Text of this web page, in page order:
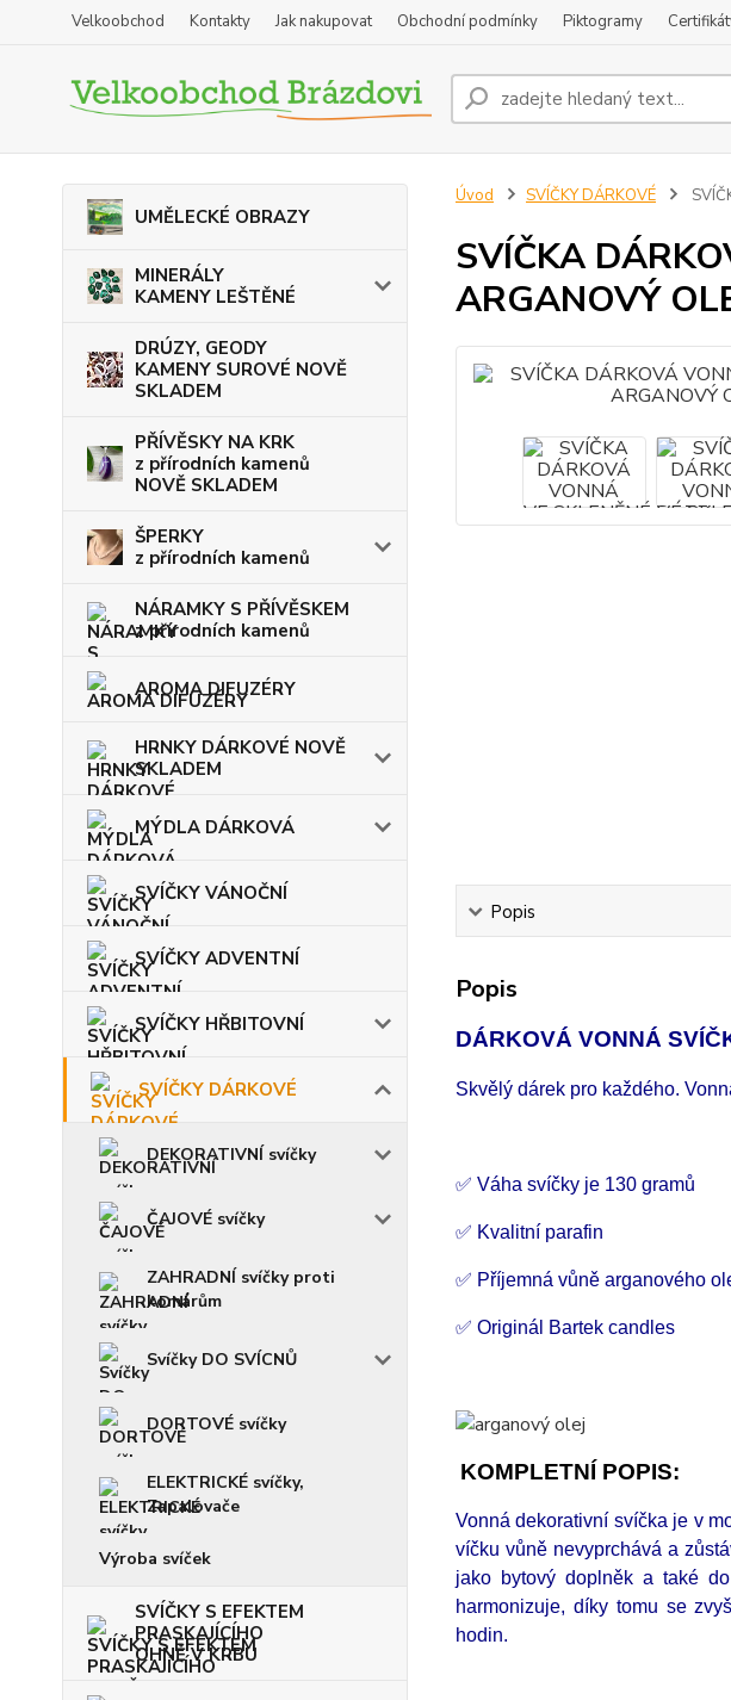
Velkoobchod Kontakty Jak nakupovat Obchodní podmínky Piktogramy
UMĚLECKÉ OBRAZY
MINERÁLY
KAMENY LEŠTĚNÉ
DRÚZY, GEODY
KAMENY SUROVÉ NOVĚ
SKLADEM
PŘÍVĚSKY NA KRK
z přírodních kamenů
NOVĚ SKLADEM
ŠPERKY
z přírodních kamenů
NÁRAMKY S PŘÍVĚSKEM
z přírodních kamenů
AROMA DIFUZÉRY
HRNKY DÁRKOVÉ NOVĚ
SKLADEM
MÝDLA DÁRKOVÁ
SVÍČKY VÁNOČNÍ
SVÍČKY ADVENTNÍ
SVÍČKY HŘBITOVNÍ
SVÍČKY DÁRKOVÉ
DEKORATIVNÍ svíčky
ČAJOVÉ svíčky
ZAHRADNÍ svíčky proti
komárům
Svíčky DO SVÍCNŮ
DORTOVÉ svíčky
ELEKTRICKÉ svíčky,
Zapalovače
Výroba svíček
SVÍČKY S EFEKTEM
PRASKAJÍCÍHO
OHNĚ V KRBU
Úvod SVÍČKY DÁRKOVÉ
SVÍČKA
ARGANOVÝ
Popis
Popis
DÁRKOVÁ VONNÁ
Skvělý dárek pro každého.
✅ Váha svíčky je 130 gramů
✅ Kvalitní parafin
✅ Příjemná vůně arganového
✅ Originál Bartek candles
KOMPLETNÍ POPIS:
Vonná dekorativní svíčka je v
víčku vůně nevyprchává a
jako bytový doplněk a také
harmonizuje, díky tomu se
hodin.